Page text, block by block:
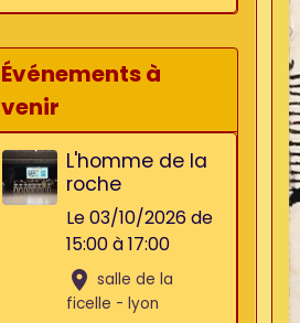
Événements à
venir
L'homme de la
roche
Le 03/10/2026de
15:00à 17:00
salle de la
ficelle - lyon